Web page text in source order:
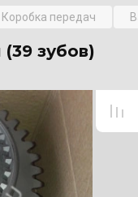
Коробка передач
зубов)